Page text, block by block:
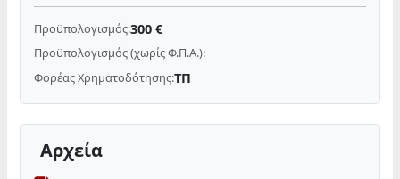
Προϋπολογισμός:300 €
Προϋπολογισμός (χωρίς Φ.Π.Α.):
Φορέας Χρηματοδότησης:ΤΠ
Αρχεία